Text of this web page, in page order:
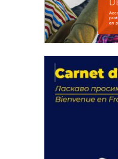
actions
18 septembre 2023
FEUILLETER